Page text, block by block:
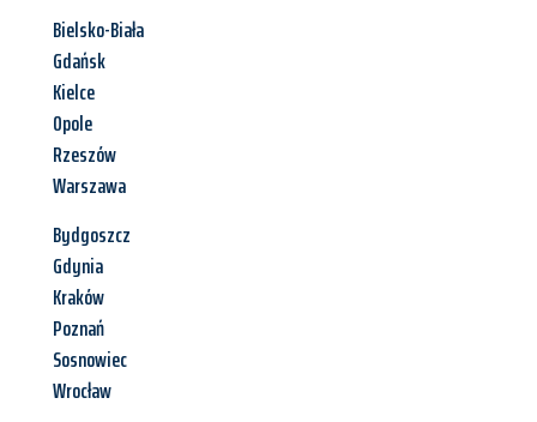
Bielsko-Biała
Gdańsk
Kielce
Opole
Rzeszów
Warszawa
Bydgoszcz
Gdynia
Kraków
Poznań
Sosnowiec
Wrocław